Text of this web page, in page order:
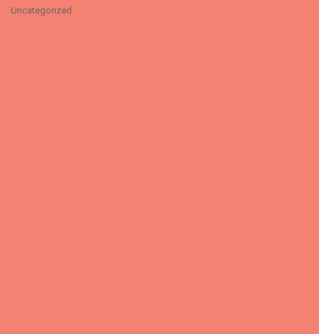
Uncategorized